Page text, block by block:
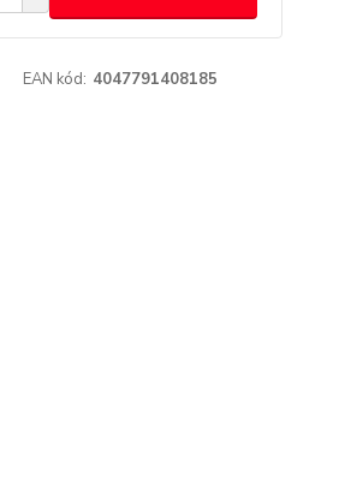
EAN kód: 4047791408185